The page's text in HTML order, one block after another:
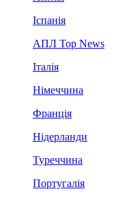
Іспанія
АПЛ Top News
Італія
Німеччина
Франція
Нідерланди
Туреччина
Португалія